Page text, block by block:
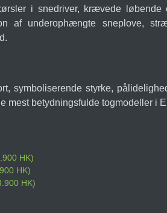
i snedriver, krævede
af underophængte sneplove,
symboliserende styrke,
mest betydningsfulde togmodeller i
HK)
HK)
HK)